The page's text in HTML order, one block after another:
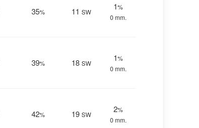
35% 11 SW
1%
0 mm.
39% 18 SW
1%
0 mm.
42% 19 SW
2%
0 mm.